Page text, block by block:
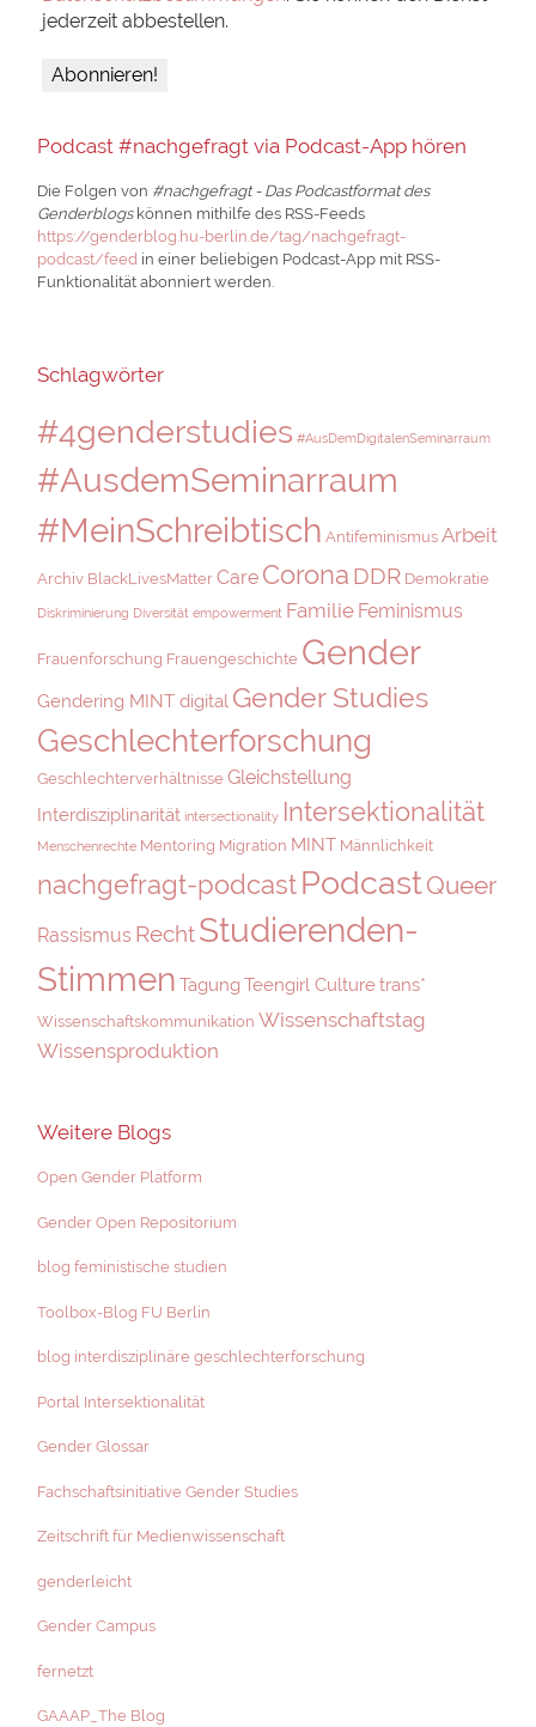
jederzeit abbestellen.
Podcast #nachgefragt via Podcast-App hören
Die Folgen von #nachgefragt - Das Podcastformat des
Genderblogskönnen mithilfe des RSS-Feeds
https://genderblog.hu-berlin.de/tag/nachgefragt-
podcast/feed in einer beliebigen Podcast-App mit RSS-
Funktionalität abonniert werden.
Schlagwörter
#4genderstudies #AusDemDigitalenSeminarraum
#AusdemSeminarraum
#MeinSchreibtisch Antifeminismus Arbeit
Archiv BlackLivesMatter Care Corona DDR Demokratie
Diskriminierung Diversität empowerment Familie Feminismus
Frauenforschung Frauengeschichte Gender
Gendering MINT digital Gender Studies
Geschlechterforschung
Geschlechterverhältnisse Gleichstellung
Interdisziplinarität intersectionality Intersektionalität
Menschenrechte Mentoring Migration MINT Männlichkeit
nachgefragt-podcastPodcastQueer
Rassismus RechtStudierenden-
Stimmen Tagung Teengirl Culturetrans*
Wissenschaftskommunikation Wissenschaftstag
Wissensproduktion
Weitere Blogs
Open Gender Platform
Gender Open Repositorium
blog feministische studien
Toolbox-Blog FU Berlin
blog interdisziplinäre geschlechterforschung
Portal Intersektionalität
Gender Glossar
Fachschaftsinitiative Gender Studies
Zeitschrift für Medienwissenschaft
genderleicht
Gender Campus
fernetzt
GAAAP_The Blog